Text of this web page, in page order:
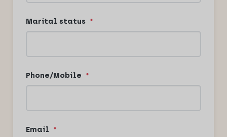
Marital status *
Phone/Mobile *
Email *